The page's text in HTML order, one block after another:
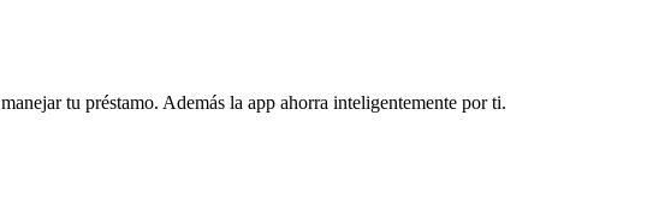
tu préstamo. Además la app ahorra inteligentemente por ti.